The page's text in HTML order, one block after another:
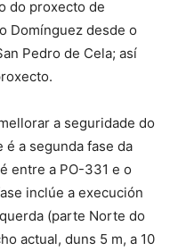
do proxecto de
Domínguez desde o
Pedro de Cela; así
a seguridade do
é a segunda fase da
entre a PO-331 e o
inclúe a execución
(parte Norte do
actual, duns 5 m, a 10